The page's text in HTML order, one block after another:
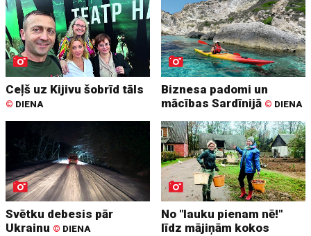
Ceļš uz Kijivu šobrīd tāls
© DIENA
Biznesa padomi un
mācības Sardīnijā © DIENA
Svētku debesis pār
Ukrainu © DIENA
No "lauku pienam nē!"
līdz mājiņām kokos